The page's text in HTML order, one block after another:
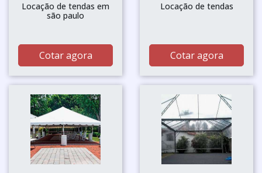
Locação de tendas em
são paulo
Cotar agora
Locação de tendas
Cotar agora